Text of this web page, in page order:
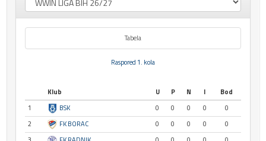
Tabela
Raspored 1. kola
Klub U P N I
Bod
1
BSK 0 0 0 0
0
2
FK BORAC 0 0 0 0
0